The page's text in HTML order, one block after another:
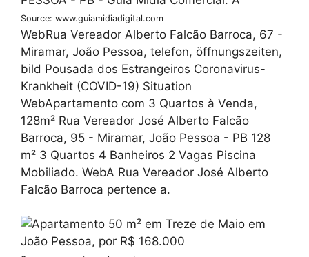
Source: www.guiamidiadigital.com
WebRua Vereador Alberto Falcão Barroca, 67 -
Miramar, João Pessoa, telefon, öffnungszeiten,
bild Pousada dos Estrangeiros Coronavirus-
Krankheit (COVID-19) Situation
WebApartamento com 3 Quartos à Venda,
128m² Rua Vereador José Alberto Falcão
Barroca, 95 - Miramar, João Pessoa - PB 128
m² 3 Quartos 4 Banheiros 2 Vagas Piscina
Mobiliado. WebA Rua Vereador José Alberto
Falcão Barroca pertence a.